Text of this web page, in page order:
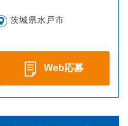
茨城県水戸市
Web応募